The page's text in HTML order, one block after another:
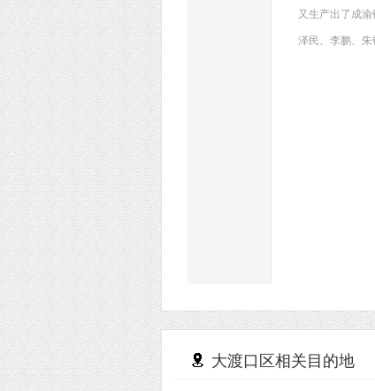
又生产出了成
泽民、李鹏、朱
大渡口区相关目的地